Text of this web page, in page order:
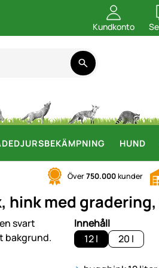
Kundkonto
HUND
Över750.000kunder
med
Innehåll
12 l
20 l